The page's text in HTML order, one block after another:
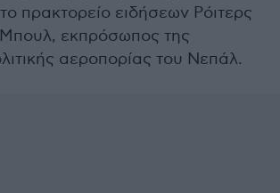
πρακτορείο ειδήσεων Ρόιτερς
Μπουλ, εκπρόσωπος της
αεροπορίας του Νεπάλ.